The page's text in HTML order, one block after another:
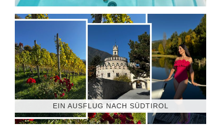
EIN AUSFLUG NACH SÜDTIROL